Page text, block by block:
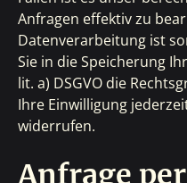
Anfragen effektiv zu
Datenverarbeitung ist
Sie in die Speicherung
lit. a) DSGVO die
Ihre Einwilligung
widerrufen.
Anfrage